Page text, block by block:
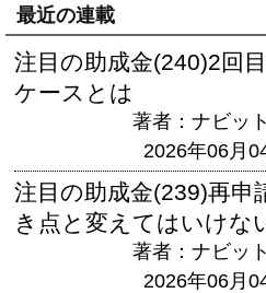
最近の連載
注目の助成金(240)2回
ケースとは
著者：ナビッ
2026年06月
注目の助成金(239)再申
き点と変えてはいけな
著者：ナビッ
2026年06月